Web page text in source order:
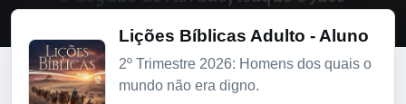
Lições Bíblicas Adulto - Aluno
2º Trimestre 2026: Homens dos quais o
mundo não era digno.